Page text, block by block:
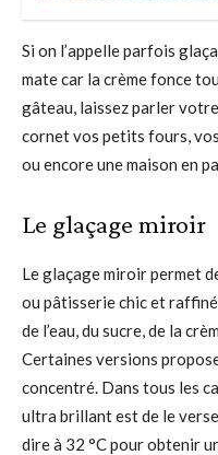
Si on l’appelle parfois
mate car la crème fonce
gâteau, laissez parler
cornet vos petits fours,
ou encore une maison en
Le glaçage miroir
Le glaçage miroir permet
ou pâtisserie chic et
de l’eau, du sucre, de la
Certaines versions
concentré. Dans tous les
ultra brillant est de le
dire à 32 °C pour obtenir